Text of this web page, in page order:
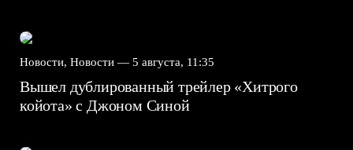
Новости, Новости — 5 августа, 11:35
Вышел дублированный трейлер «Хитрого
койота» с Джоном Синой